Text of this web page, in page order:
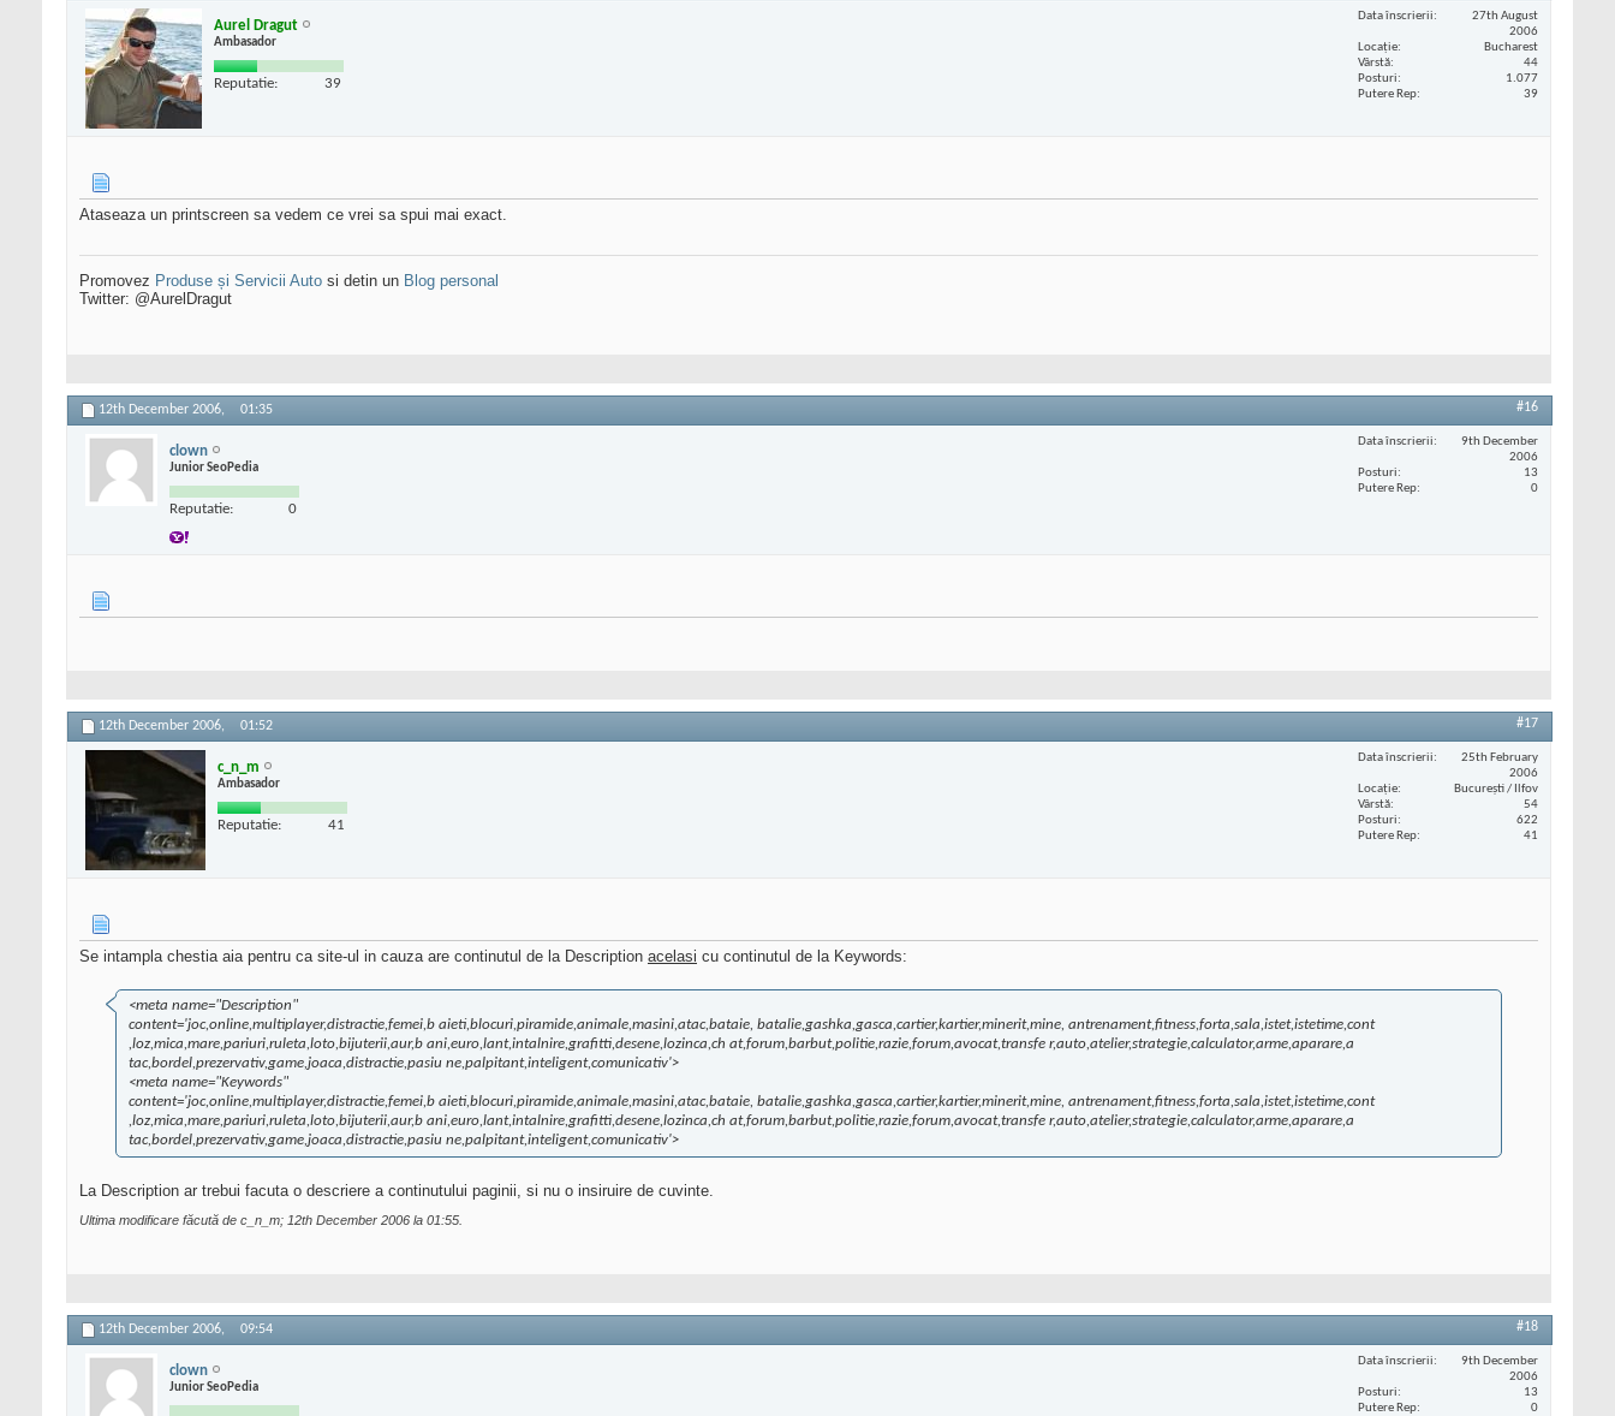
Aurel Dragut
Ambasador
Reputatie: 39
Data înscrierii
27th August
2006
Locaţie
Bucharest
Vârstă
44
Posturi
1.077
Putere Rep
39
Ataseaza un printscreen sa vedem ce vrei sa spui mai exact.
Promovez Produse și Servicii Auto si detin un Blog personal
Twitter: @AurelDragut
12th December 2006, 01:35 #16
clown
Junior SeoPedia
Reputatie: 0
Data înscrierii
9th December
2006
Posturi
13
Putere Rep
0
12th December 2006, 01:52 #17
c_n_m
Ambasador
Reputatie: 41
Data înscrierii
25th February
2006
Locaţie
București / Ilfov
Vârstă
54
Posturi
622
Putere Rep
41
Se intampla chestia aia pentru ca site-ul in cauza are continutul de la Description acelasi cu continutul de la Keywords:
<meta name="Description"
content='joc,online,multiplayer,distractie,femei,b aieti,blocuri,piramide,animale,masini,atac,bataie, batalie,gashka,gasca,cartier,kartier,minerit,mine, antrenament,fitness,forta,sala,istet,istetime,cont
,loz,mica,mare,pariuri,ruleta,loto,bijuterii,aur,b ani,euro,lant,intalnire,grafitti,desene,lozinca,ch at,forum,barbut,politie,razie,forum,avocat,transfe r,auto,atelier,strategie,calculator,arme,aparare,a
tac,bordel,prezervativ,game,joaca,distractie,pasiu ne,palpitant,inteligent,comunicativ'>
<meta name="Keywords"
content='joc,online,multiplayer,distractie,femei,b aieti,blocuri,piramide,animale,masini,atac,bataie, batalie,gashka,gasca,cartier,kartier,minerit,mine, antrenament,fitness,forta,sala,istet,istetime,cont
,loz,mica,mare,pariuri,ruleta,loto,bijuterii,aur,b ani,euro,lant,intalnire,grafitti,desene,lozinca,ch at,forum,barbut,politie,razie,forum,avocat,transfe r,auto,atelier,strategie,calculator,arme,aparare,a
tac,bordel,prezervativ,game,joaca,distractie,pasiu ne,palpitant,inteligent,comunicativ'>
La Description ar trebui facuta o descriere a continutului paginii, si nu o insiruire de cuvinte.
Ultima modificare făcută de c_n_m; 12th December 2006 la 01:55
12th December 2006, 09:54 #18
clown
Junior SeoPedia
Data înscrierii
9th December
2006
Posturi
13
Putere Rep
0